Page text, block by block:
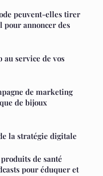
peuvent-elles tirer
annoncer des
au service de vos
de marketing
de bijoux
la stratégie digitale
de santé
pour éduquer et